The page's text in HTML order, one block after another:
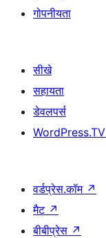
गोपनीयता
सीखे
सहायता
डेवलपर्स
WordPress.TV
वर्डप्रेस.कॉम ↗
मैट ↗
बीबीप्रेस ↗